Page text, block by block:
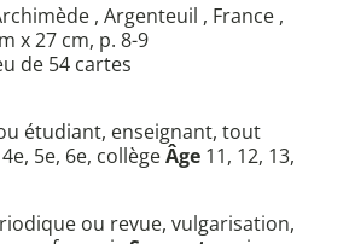
, Argenteuil , France ,
x 27 cm, p. 8-9
de 54 cartes
étudiant, enseignant, tout
5e, 6e, collègeÂge 11, 12, 13,
ou revue, vulgarisation,